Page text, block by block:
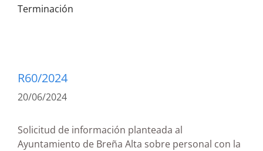
Terminación
R60/2024
20/06/2024
Solicitud de información planteada al
Ayuntamiento de Breña Alta sobre personal con la